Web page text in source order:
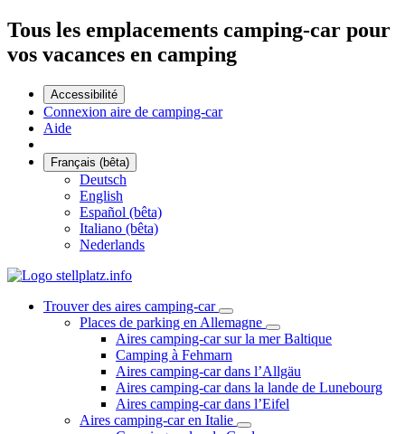
Tous les emplacements camping-car pour
vos vacances en camping
Accessibilité
Connexion aire de camping-car
Aide
Français (bêta)
Deutsch
English
Español (bêta)
Italiano (bêta)
Nederlands
Trouver des aires camping-car
Places de parking en Allemagne
Aires camping-car sur la mer Baltique
Camping à Fehmarn
Aires camping-car dans l’Allgäu
Aires camping-car dans la lande de Lunebourg
Aires camping-car dans l’Eifel
Aires camping-car en Italie